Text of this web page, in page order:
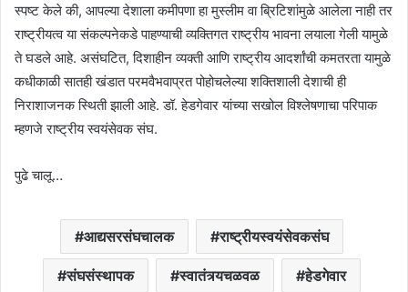
स्पष्ट केले की, आपल्या देशाला कमीपणा हा मुस्लीम वा ब्रिटिशांमुळे आलेला नाही तर
राष्ट्रीयत्व या संकल्पनेकडे पाहण्याची व्यक्तिगत राष्ट्रीय भावना लयाला गेली यामुळे
ते घडले आहे. असंघटित, दिशाहीन व्यक्ती आणि राष्ट्रीय आदर्शांची कमतरता यामुळे
कधीकाळी सातही खंडात परमवैभवाप्रत पोहोचलेल्या शक्तिशाली देशाची ही
निराशाजनक स्थिती झाली आहे. डॉ. हेडगेवार यांच्या सखोल विश्लेषणाचा परिपाक
म्हणजे राष्ट्रीय स्वयंसेवक संघ.
पुढे चालू…
आद्यसरसंघचालक राष्ट्रीयस्वयंसेवकसंघ
संघसंस्थापक स्वातंत्र्यचळवळ हेडगेवार